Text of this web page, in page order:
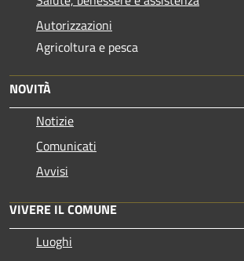
Autorizzazioni
Agricoltura e pesca
NOVITÀ
Notizie
Comunicati
Avvisi
VIVERE IL COMUNE
Luoghi